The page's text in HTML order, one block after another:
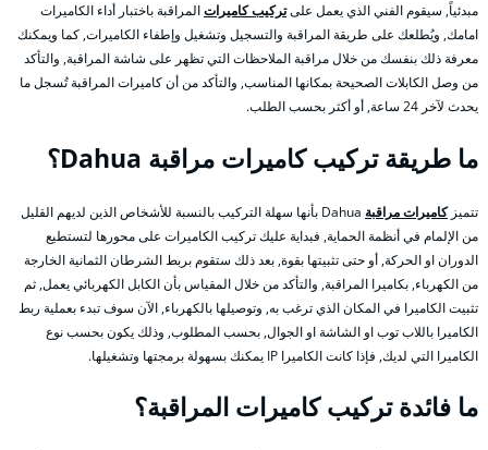
مبدئياً, سيقوم الفني الذي يعمل علىتركيب كاميراتالمراقبة باختبار أداء الكاميرات
امامك, ويُطلعك على طريقة المراقبة والتسجيل وتشغيل وإطفاء الكاميرات, كما ويمكنك
معرفة ذلك بنفسك من خلال مراقبة الملاحظات التي تظهر على شاشة المراقبة, والتأكد
من وصل الكابلات الصحيحة بمكانها المناسب, والتأكد من أن كاميرات المراقبة تُسجل ما
يحدث لآخر 24 ساعة, أو أكثر بحسب الطلب.
ما طريقة تركيب كاميرات مراقبة Dahua؟
تتميزكاميرات مراقبة
Dahua بأنها سهلة التركيب بالنسبة للأشخاص الذين لديهم القليل
من الإلمام في أنظمة الحماية, فبداية عليك تركيب الكاميرات على محورها لتستطيع
الدوران او الحركة, أو حتى تثبيتها بقوة, بعد ذلك ستقوم بربط الشرطان الثمانية الخارجة
من الكهرباء, بكاميرا المراقبة, والتأكد من خلال المقياس بأن الكابل الكهربائي يعمل, ثم
تثبيت الكاميرا في المكان الذي ترغب به, وتوصيلها بالكهرباء, الآن سوف تبدء بعملية ربط
الكاميرا باللاب توب او الشاشة او الجوال, بحسب المطلوب, وذلك يكون بحسب نوع
الكاميرا التي لديك, فإذا كانت الكاميرا IP يمكنك بسهولة برمجتها وتشغيلها.
ما فائدة تركيب كاميرات المراقبة؟